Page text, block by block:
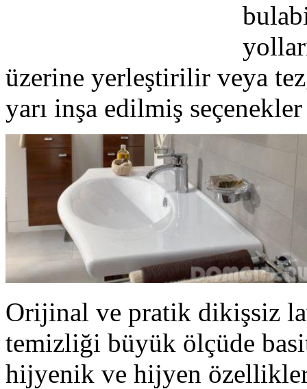
üzerine yerleştirilir veya
yarı inşa edilmiş
Orijinal ve pratik dikişsiz
temizliği büyük ölçüde
hijyenik ve hijyen